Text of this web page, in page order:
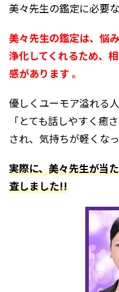
美々先生の鑑定に必要
美々先生の鑑定は、悩
浄化してくれるため、
感があります 。
優しくユーモア溢れる
「とても話しやすく癒
され、気持ちが軽くな
実際に、美々先生が当
査しました!!